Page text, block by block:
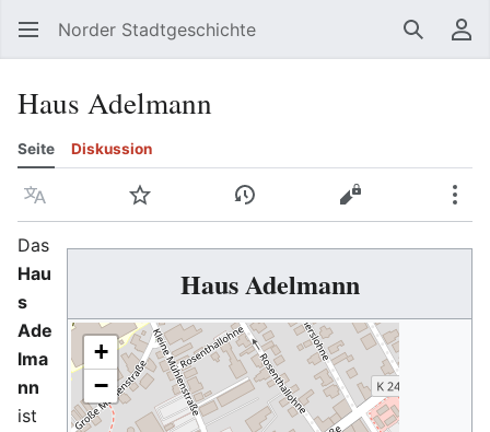
Norder Stadtgeschichte Suchen
Haus Adelmann
Seite Diskussion
Sprache Beobachten Versionsgeschichte
Quelltext
Haus Adelmann
+
−
Das
Hau
s
Ade
lma
nn
ist